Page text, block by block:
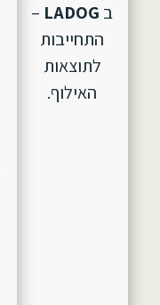
ב LADOG
–
התחייבות
לתוצאות
האילוף.